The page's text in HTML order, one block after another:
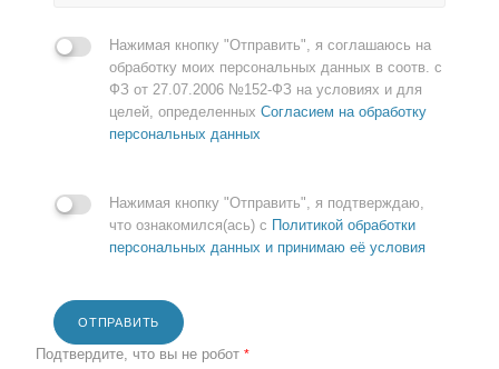
Нажимая кнопку "Отправить", я соглашаюсь на
обработку моих персональных данных в соотв. с
ФЗ от 27.07.2006 №152-ФЗ на условиях и для
целей, определенных Согласием на обработку
персональных данных
Нажимая кнопку "Отправить", я подтверждаю,
что ознакомился(ась) с Политикой обработки
персональных данных и принимаю её условия
ОТПРАВИТЬ
Подтвердите, что вы не робот *